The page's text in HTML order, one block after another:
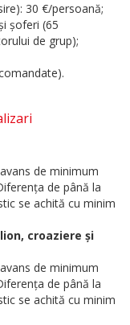
30 €/persoană;
șoferi (65
de grup);
de minimum
de până la
se achită cu minim
croaziere și
de minimum
de până la
se achită cu minim